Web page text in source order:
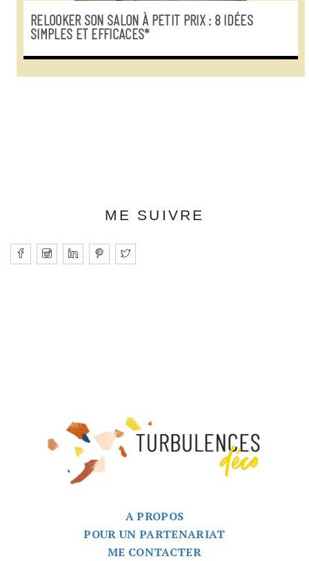
RELOOKER SON SALON À PETIT PRIX : 8 IDÉES
SIMPLES ET EFFICACES*
ME SUIVRE
A PROPOS
POUR UN PARTENARIAT
ME CONTACTER